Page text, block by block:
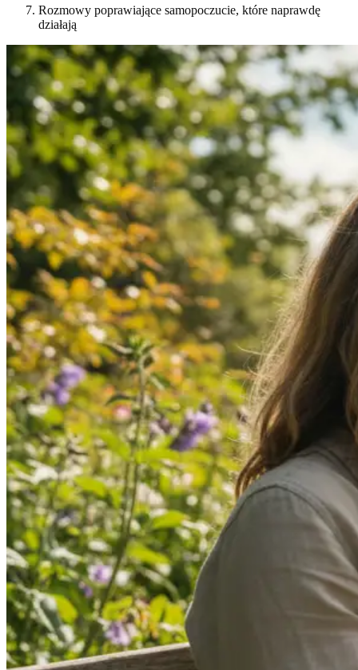
Rozmowy poprawiające samopoczucie, które naprawdę
działają